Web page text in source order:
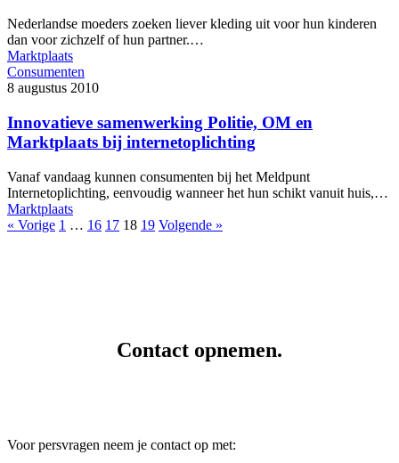
Nederlandse moeders zoeken liever kleding uit voor hun kinderen
dan voor zichzelf of hun partner.…
Marktplaats
Consumenten
8 augustus 2010
Innovatieve samenwerking Politie, OM en
Marktplaats bij internetoplichting
Vanaf vandaag kunnen consumenten bij het Meldpunt
Internetoplichting, eenvoudig wanneer het hun schikt vanuit huis,…
Marktplaats
« Vorige 1 … 16 17 18 19 Volgende »
Contact opnemen.
Voor persvragen neem je contact op met: